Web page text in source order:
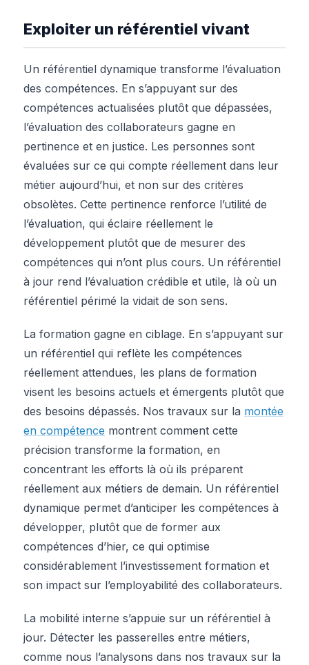
Exploiter un référentiel vivant
Un référentiel dynamique transforme l’évaluation
des compétences. En s’appuyant sur des
compétences actualisées plutôt que dépassées,
l’évaluation des collaborateurs gagne en
pertinence et en justice. Les personnes sont
évaluées sur ce qui compte réellement dans leur
métier aujourd’hui, et non sur des critères
obsolètes. Cette pertinence renforce l’utilité de
l’évaluation, qui éclaire réellement le
développement plutôt que de mesurer des
compétences qui n’ont plus cours. Un référentiel
à jour rend l’évaluation crédible et utile, là où un
référentiel périmé la vidait de son sens.
La formation gagne en ciblage. En s’appuyant sur
un référentiel qui reflète les compétences
réellement attendues, les plans de formation
visent les besoins actuels et émergents plutôt que
des besoins dépassés. Nos travaux sur la montée
en compétence montrent comment cette
précision transforme la formation, en
concentrant les efforts là où ils préparent
réellement aux métiers de demain. Un référentiel
dynamique permet d’anticiper les compétences à
développer, plutôt que de former aux
compétences d’hier, ce qui optimise
considérablement l’investissement formation et
son impact sur l’employabilité des collaborateurs.
La mobilité interne s’appuie sur un référentiel à
jour. Détecter les passerelles entre métiers,
comme nous l’analysons dans nos travaux sur la